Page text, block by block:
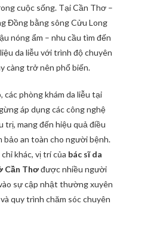
cuộc sống. Tại Cần Thơ –
Đồng bằng sông Cửu Long
nóng ẩm – nhu cầu tìm đến
da liễu với trình độ chuyên
càng trở nên phổ biến.
các phòng khám da liễu tại
áp dụng các công nghệ
trị, mang đến hiệu quả điều
bảo an toàn cho người bệnh.
khác, vị trí của bác sĩ da
Cần Thơđược nhiều người
sự cập nhật thường xuyên
quy trình chăm sóc chuyên